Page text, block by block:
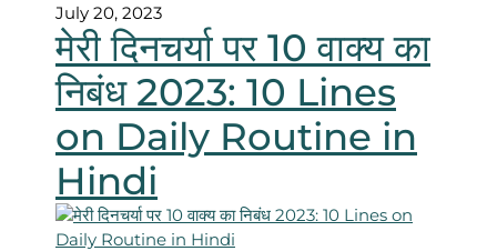
July 20, 2023
मेरी दिनचर्या पर 10 वाक्य का
निबंध 2023: 10 Lines
on Daily Routine in
Hindi